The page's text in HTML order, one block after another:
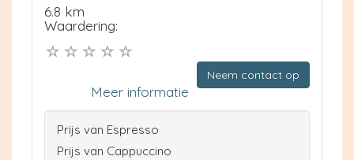
6.8 km
Waardering:
Neem contact op
Meer informatie
Prijs van Espresso
Prijs van Cappuccino